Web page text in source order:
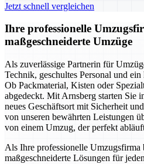
Jetzt schnell vergleichen
Ihre professionelle
maßgeschneiderte Umzüge
Als zuverlässige Partnerin für
Technik, geschultes Personal und
Ob Packmaterial, Kisten oder
abgedeckt. Mit Arnsberg starten Sie
neues Geschäftsort mit Sicherheit
von unseren bewährten Leistungen
von einem Umzug, der perfekt
Als Ihre professionelle Umzugsfirma
maßgeschneiderte Lösungen für